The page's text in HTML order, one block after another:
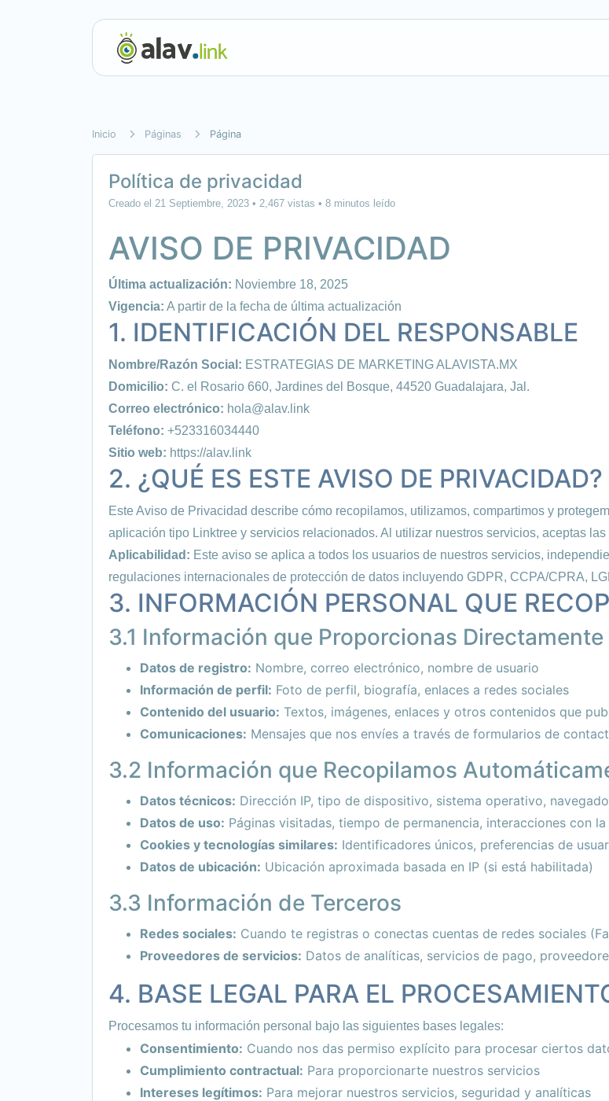
Inicio Páginas Página
Política de privacidad
Creado el 21 Septiembre, 2023 • 2,467 vistas • 8 minutos leído
AVISO DE PRIVACIDAD
Última actualización: Noviembre 18, 2025
Vigencia: A partir de la fecha de última actualización
1. IDENTIFICACIÓN DEL RESPONSABLE
Nombre/Razón Social: ESTRATEGIAS DE MARKETING ALAVISTA.MX
Domicilio: C. el Rosario 660, Jardines del Bosque, 44520 Guadalajara, Jal.
Correo electrónico: hola@alav.link
Teléfono: +523316034440
Sitio web: https://alav.link
2. ¿QUÉ ES ESTE AVISO DE PRIVACIDAD?
Este Aviso de Privacidad describe cómo recopilamos, utilizamos, compartimos y
aplicación tipo Linktree y servicios relacionados. Al utilizar nuestros servicios, aceptas
Aplicabilidad: Este aviso se aplica a todos los usuarios de nuestros servicios,
regulaciones internacionales de protección de datos incluyendo GDPR, CCPA/CPRA,
3. INFORMACIÓN PERSONAL QUE
3.1 Información que Proporcionas Directamente
Datos de registro: Nombre, correo electrónico, nombre de usuario
Información de perfil: Foto de perfil, biografía, enlaces a redes sociales
Contenido del usuario: Textos, imágenes, enlaces y otros contenidos que
Comunicaciones: Mensajes que nos envíes a través de formularios de
3.2 Información que Recopilamos
Datos técnicos: Dirección IP, tipo de dispositivo, sistema operativo,
Datos de uso: Páginas visitadas, tiempo de permanencia, interacciones con
Cookies y tecnologías similares: Identificadores únicos, preferencias de
Datos de ubicación: Ubicación aproximada basada en IP (si está habilitada)
3.3 Información de Terceros
Redes sociales: Cuando te registras o conectas cuentas de redes sociales
Proveedores de servicios: Datos de analíticas, servicios de pago,
4. BASE LEGAL PARA EL
Procesamos tu información personal bajo las siguientes bases legales:
Consentimiento: Cuando nos das permiso explícito para procesar ciertos
Cumplimiento contractual: Para proporcionarte nuestros servicios
Intereses legítimos: Para mejorar nuestros servicios, seguridad y analíticas